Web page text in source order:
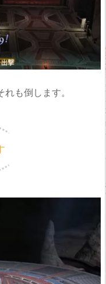
も倒します。